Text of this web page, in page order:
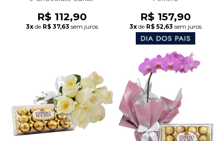
R$ 112,90
3x de R$ 37,63 sem juros
R$ 157,90
3x de R$ 52,63 sem juros